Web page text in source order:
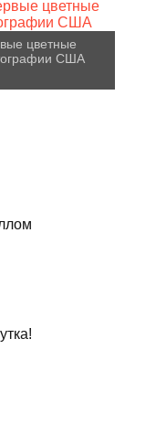
цветные
США